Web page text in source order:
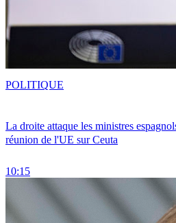
La droite attaque les ministres
réunion de l'UE sur Ceuta
10:15
POLITIQUE